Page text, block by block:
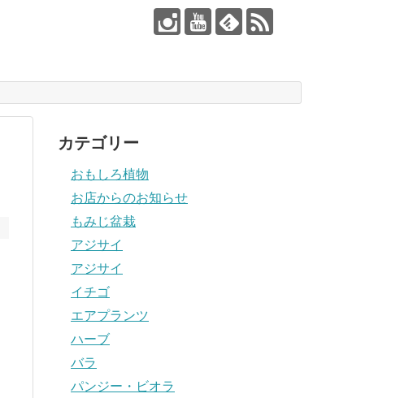
カテゴリー
おもしろ植物
お店からのお知らせ
もみじ盆栽
アジサイ
アジサイ
イチゴ
エアプランツ
ハーブ
バラ
パンジー・ビオラ